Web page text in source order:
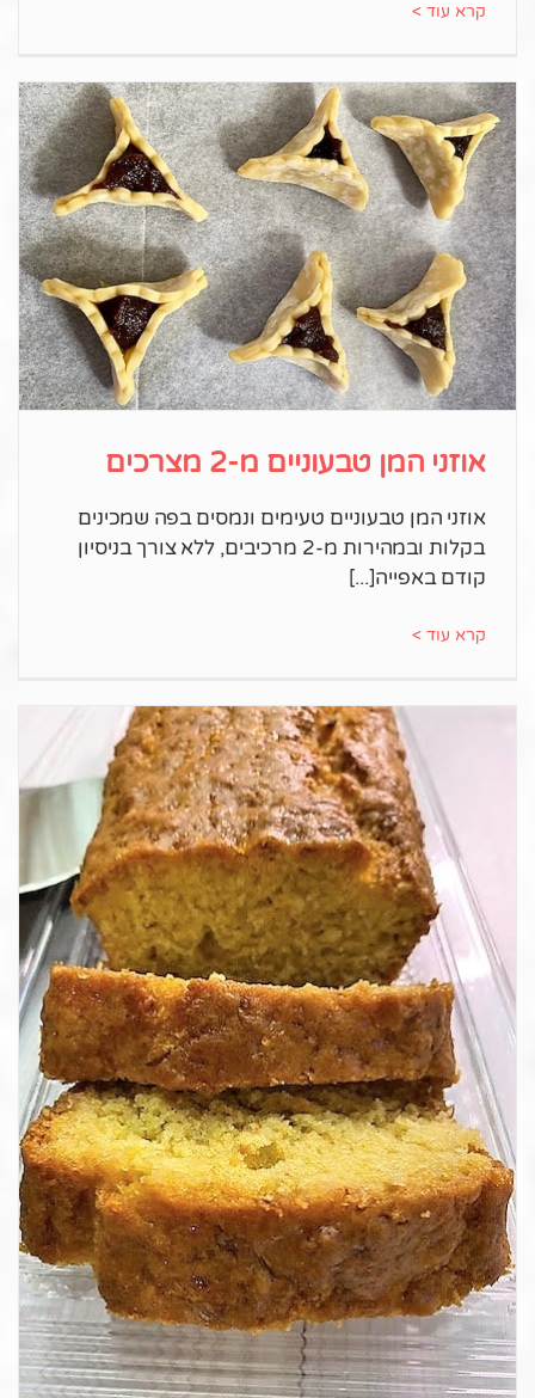
קרא עוד >
אוזני המן טבעוניים מ-2 מצרכים
אוזני המן טבעוניים טעימים ונמסים בפה שמכינים
בקלות ובמהירות מ-2 מרכיבים, ללא צורך בניסיון
קודם באפייה
קרא עוד >